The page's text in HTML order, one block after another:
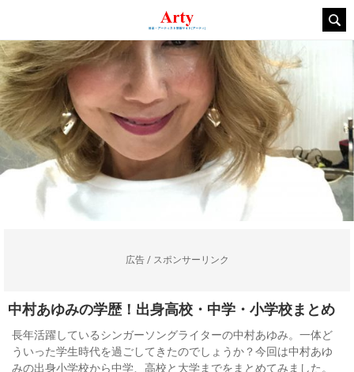
広告 / スポンサーリンク
中村あゆみの学歴！出身高校・中学・小学校まとめ
長年活躍しているシンガーソングライターの中村あゆみ。一体ど
ういった学生時代を過ごしてきたのでしょうか？今回は中村あゆ
みの出身小学校から中学、高校と大学までをまとめてみました。